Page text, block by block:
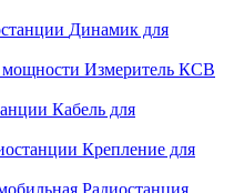
Динамик для
Измеритель КСВ
Кабель для
Крепление для
Радиостанция